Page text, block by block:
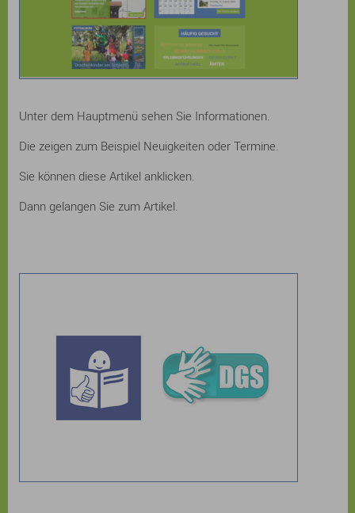
Unter dem Hauptmenü sehen Sie Informationen.
Die zeigen zum Beispiel Neuigkeiten oder Termine.
Sie können diese Artikel anklicken.
Dann gelangen Sie zum Artikel.